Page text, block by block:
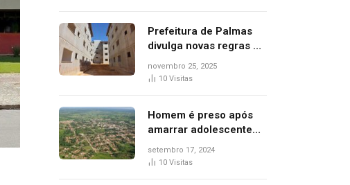
Prefeitura de Palmas
divulga novas regras e
critérios de desempate
para seleção de
novembro 25, 2025
10 Visitas
Homem é preso após
amarrar adolescente
suspeito de furto em
estaca de cerca e
setembro 17, 2024
10 Visitas